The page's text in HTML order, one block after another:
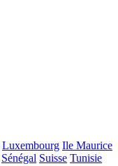
Luxembourg Ile Maurice
Sénégal Suisse Tunisie